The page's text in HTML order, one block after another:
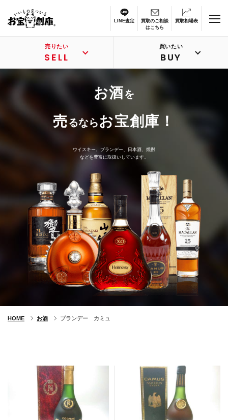
LINE査定
買取のご相談
はこちら
買取相場表
売りたい
SELL
買いたい
BUY
お酒を
売るならお宝創庫！
ウイスキー、ブランデー、日本酒、焼酎
などを豊富に取扱いしています。
HOME お酒 ブランデー カミュ